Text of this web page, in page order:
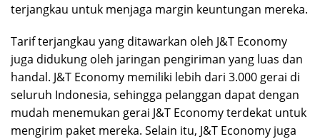
terjangkau untuk menjaga margin keuntungan mereka.
Tarif terjangkau yang ditawarkan oleh J&T Economy
juga didukung oleh jaringan pengiriman yang luas dan
handal. J&T Economy memiliki lebih dari 3.000 gerai di
seluruh Indonesia, sehingga pelanggan dapat dengan
mudah menemukan gerai J&T Economy terdekat untuk
mengirim paket mereka. Selain itu, J&T Economy juga